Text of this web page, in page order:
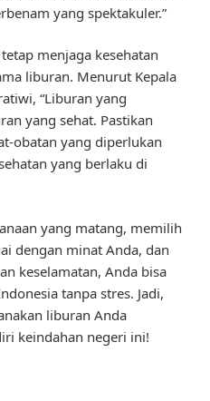
yang spektakuler.”
menjaga kesehatan
liburan. Menurut Kepala
“Liburan yang
yang sehat. Pastikan
obatan yang diperlukan
yang berlaku di
yang matang, memilih
dengan minat Anda, dan
keselamatan, Anda bisa
tanpa stres. Jadi,
liburan Anda
keindahan negeri ini!